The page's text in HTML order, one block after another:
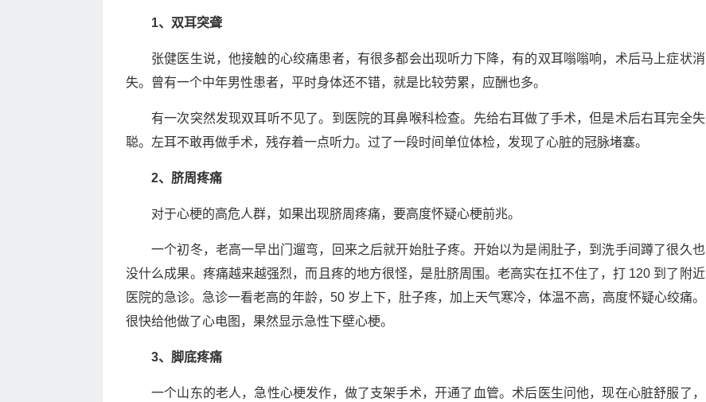
1、双耳突聋
张健医生说，他接触的心绞痛患者，有很多都会出现听力下降，有的双耳嗡嗡响，术后马上症状消
失。曾有一个中年男性患者，平时身体还不错，就是比较劳累，应酬也多。
有一次突然发现双耳听不见了。到医院的耳鼻喉科检查。先给右耳做了手术，但是术后右耳完全失
聪。左耳不敢再做手术，残存着一点听力。过了一段时间单位体检，发现了心脏的冠脉堵塞。
2、脐周疼痛
对于心梗的高危人群，如果出现脐周疼痛，要高度怀疑心梗前兆。
一个初冬，老高一早出门遛弯，回来之后就开始肚子疼。开始以为是闹肚子，到洗手间蹲了很久也
没什么成果。疼痛越来越强烈，而且疼的地方很怪，是肚脐周围。老高实在扛不住了，打 120 到了附近
医院的急诊。急诊一看老高的年龄，50 岁上下，肚子疼，加上天气寒冷，体温不高，高度怀疑心绞痛。
很快给他做了心电图，果然显示急性下壁心梗。
3、脚底疼痛
一个山东的老人，急性心梗发作，做了支架手术，开通了血管。术后医生问他，现在心脏舒服了，